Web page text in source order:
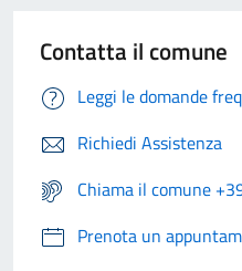
Contatta il comune
Leggi le domande
Richiedi Assistenza
Chiama il comune
Prenota un